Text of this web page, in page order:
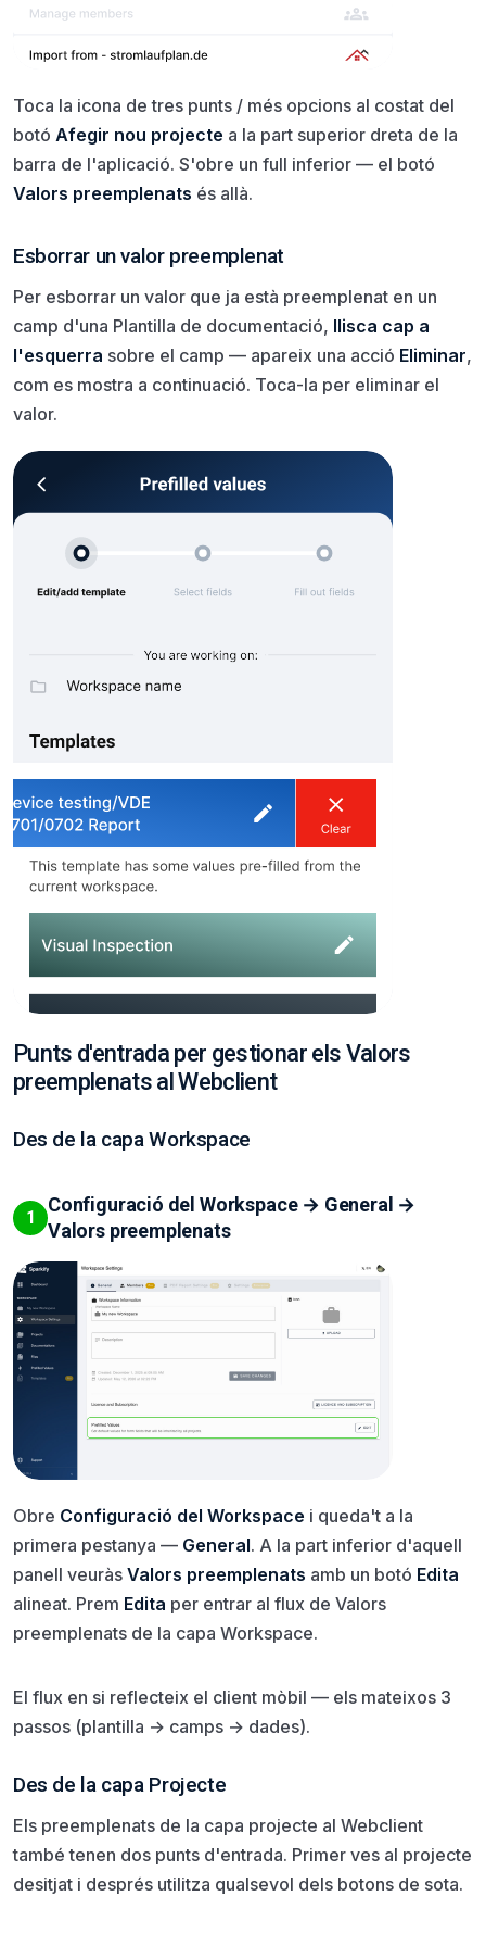
Toca la icona de tres punts / més opcions al costat del
botó Afegir nou projecte a la part superior dreta de la
barra de l'aplicació. S'obre un full inferior — el botó
Valors preemplenats és allà.
Esborrar un valor preemplenat
Per esborrar un valor que ja està preemplenat en un
camp d'una Plantilla de documentació, llisca cap a
l'esquerra sobre el camp — apareix una acció Eliminar,
com es mostra a continuació. Toca-la per eliminar el
valor.
Punts d'entrada per gestionar els Valors
preemplenats al Webclient
Des de la capa Workspace
1
Configuració del Workspace → General →
Valors preemplenats
Obre Configuració del Workspace i queda't a la
primera pestanya — General. A la part inferior d'aquell
panell veuràs Valors preemplenats amb un botó Edita
alineat. Prem Edita per entrar al flux de Valors
preemplenats de la capa Workspace.
El flux en si reflecteix el client mòbil — els mateixos 3
passos (plantilla → camps → dades).
Des de la capa Projecte
Els preemplenats de la capa projecte al Webclient
també tenen dos punts d'entrada. Primer ves al projecte
desitjat i després utilitza qualsevol dels botons de sota.